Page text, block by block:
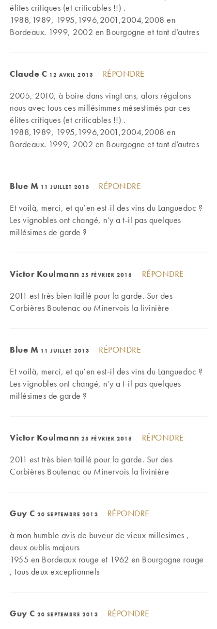
élites critiques (et criticables !!) .
1988,1989, 1995,1996,2001,2004,2008 en
Bordeaux. 1999, 2002 en Bourgogne et tant d’autres
Claude C 12 AVRIL 2013
RÉPONDRE
2005, 2010, à boire dans vingt ans, alors régalons
nous avec tous ces millésimmes mésestimés par ces
élites critiques (et criticables !!) .
1988,1989, 1995,1996,2001,2004,2008 en
Bordeaux. 1999, 2002 en Bourgogne et tant d’autres
Blue M 11 JUILLET 2013
RÉPONDRE
Et voilà, merci, et qu’en est-il des vins du Languedoc ?
Les vignobles ont changé, n’y a t-il pas quelques
millésimes de garde ?
Victor Koulmann 25 FÉVRIER 2018
RÉPONDRE
2011 est très bien taillé pour la garde. Sur des
Corbières Boutenac ou Minervois la livinière
Blue M 11 JUILLET 2013
RÉPONDRE
Et voilà, merci, et qu’en est-il des vins du Languedoc ?
Les vignobles ont changé, n’y a t-il pas quelques
millésimes de garde ?
Victor Koulmann 25 FÉVRIER 2018
RÉPONDRE
2011 est très bien taillé pour la garde. Sur des
Corbières Boutenac ou Minervois la livinière
Guy C 20 SEPTEMBRE 2013
RÉPONDRE
à mon humble avis de buveur de vieux millesimes ,
deux oublis majeurs
1955 en Bordeaux rouge et 1962 en Bourgogne rouge
, tous deux exceptionnels
Guy C 20 SEPTEMBRE 2013
RÉPONDRE